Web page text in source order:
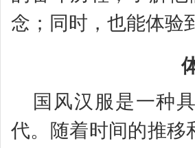
念；同时，也能体验
国风汉服是一种
代。随着时间的推移